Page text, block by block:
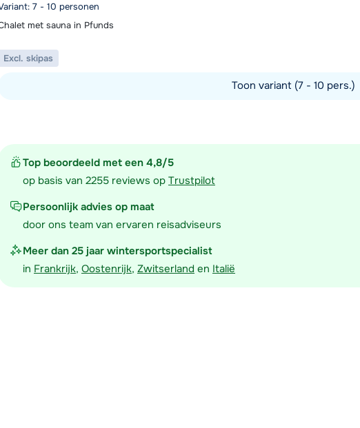
Top beoordeeld met een 4,8/5
op basis van 2255 reviews op Trustpilot
Persoonlijk advies op maat
door ons team van ervaren reisadviseurs
Meer dan 25 jaar wintersportspecialist
in Frankrijk, Oostenrijk, Zwitserland en Italië
7 - 10 personen
met sauna in Pfunds
Excl. skipas
Toon variant (7 - 10 pers.)